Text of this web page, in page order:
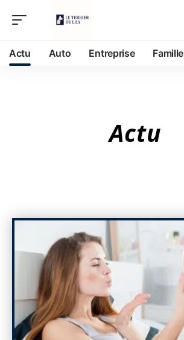
Actu Auto Entreprise Famille
Actu